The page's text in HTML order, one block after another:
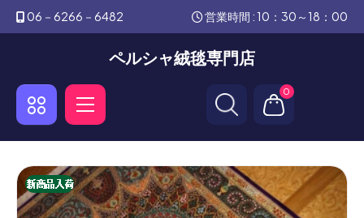
06－6266－6482 営業時間 : 10：30～18：00
ペルシャ絨毯専門店
0